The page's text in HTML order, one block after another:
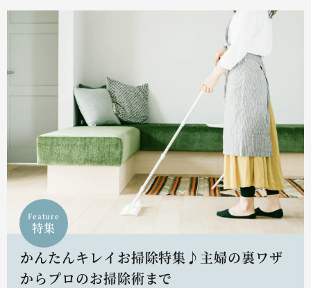
Feature
特集
かんたんキレイお掃除特集♪主婦の裏ワザ
からプロのお掃除術まで